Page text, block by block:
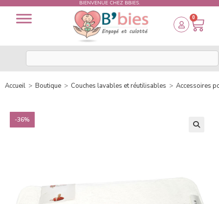
BIENVENUE CHEZ BBIES.
0
Accueil > Boutique > Couches lavables et réutilisables > Accessoires
-36%